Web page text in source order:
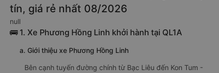
tín, giá rẻ nhất 08/2026
null
🚌 1. Xe Phương Hồng Linh khởi hành tại QL1A
a. Giới thiệu xe Phương Hồng Linh
Bên cạnh tuyến đường chính từ Bạc Liêu đến Kon Tum -